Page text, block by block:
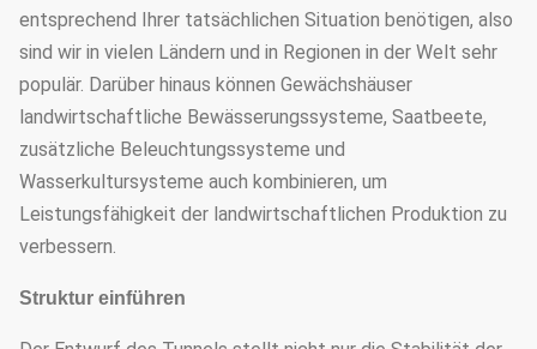
entsprechend Ihrer tatsächlichen Situation benötigen, also
sind wir in vielen Ländern und in Regionen in der Welt sehr
populär. Darüber hinaus können Gewächshäuser
landwirtschaftliche Bewässerungssysteme, Saatbeete,
zusätzliche Beleuchtungssysteme und
Wasserkultursysteme auch kombinieren, um
Leistungsfähigkeit der landwirtschaftlichen Produktion zu
verbessern.
Struktur einführen